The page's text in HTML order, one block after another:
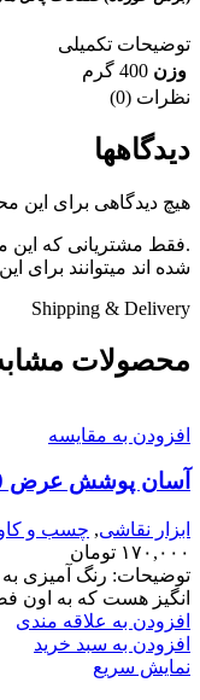
توضیحات تکمیلی
وزن 400 گرم
نظرات (0)
دیدگاهها
هیچ دیدگاهی برای
.فقط مشتریانی که این
شده اند میتوانند برای
Shipping & Delivery
محصولات
افزودن به مقایسه
آسان پوشش عرض 120
ابزار نقاشی, چسب و
۱۷۰,۰۰۰ تومان
توضیحات: رنگ آمیزی
انگیز هست که به اون
افزودن به علاقه مندی
افزودن به سبد خرید
نمایش سریع